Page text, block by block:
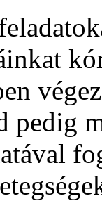
pedig